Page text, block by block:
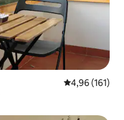
4,96 av 5 i
4,96 (161)